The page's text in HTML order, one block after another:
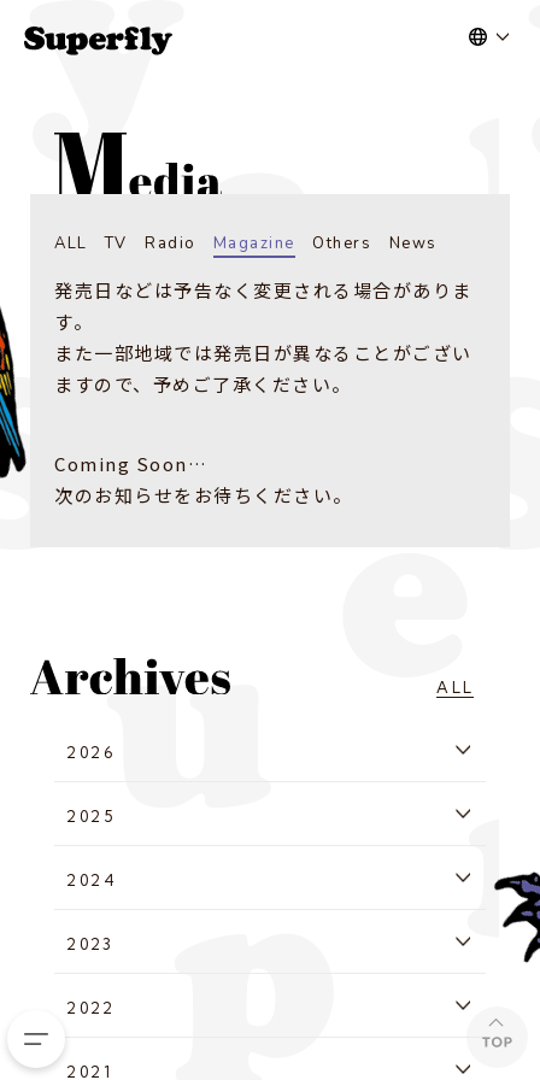
ALL TV Radio Magazine Others News
発売日などは予告なく変更される場合がありま
す。
また一部地域では発売日が異なることがござい
ますので、予めご了承ください。
Coming Soon…
次のお知らせをお待ちください。
ALL
2026
2025
2024
2023
2022
2021